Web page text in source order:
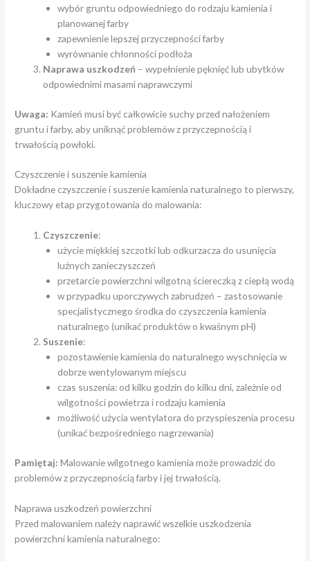
wybór gruntu odpowiedniego do rodzaju kamienia i
planowanej farby
zapewnienie lepszej przyczepności farby
wyrównanie chłonności podłoża
Naprawa uszkodzeń – wypełnienie pęknięć lub ubytków
odpowiednimi masami naprawczymi
Uwaga: Kamień musi być całkowicie suchy przed nałożeniem
gruntu i farby, aby uniknąć problemów z przyczepnością i
trwałością powłoki.
Czyszczenie i suszenie kamienia
Dokładne czyszczenie i suszenie kamienia naturalnego to pierwszy,
kluczowy etap przygotowania do malowania:
Czyszczenie:
użycie miękkiej szczotki lub odkurzacza do usunięcia
luźnych zanieczyszczeń
przetarcie powierzchni wilgotną ściereczką z ciepłą wodą
w przypadku uporczywych zabrudzeń – zastosowanie
specjalistycznego środka do czyszczenia kamienia
naturalnego (unikać produktów o kwaśnym pH)
Suszenie:
pozostawienie kamienia do naturalnego wyschnięcia w
dobrze wentylowanym miejscu
czas suszenia: od kilku godzin do kilku dni, zależnie od
wilgotności powietrza i rodzaju kamienia
możliwość użycia wentylatora do przyspieszenia procesu
(unikać bezpośredniego nagrzewania)
Pamiętaj: Malowanie wilgotnego kamienia może prowadzić do
problemów z przyczepnością farby i jej trwałością.
Naprawa uszkodzeń powierzchni
Przed malowaniem należy naprawić wszelkie uszkodzenia
powierzchni kamienia naturalnego: